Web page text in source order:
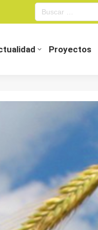
Search:
Proyectos
Proyectos